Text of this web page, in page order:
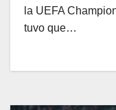
la UEFA
tuvo que…